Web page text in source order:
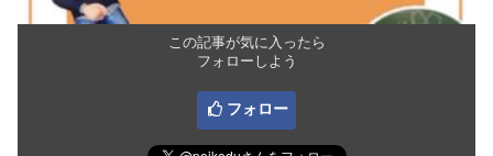
この記事が気に入ったら
フォローしよう
フォロー